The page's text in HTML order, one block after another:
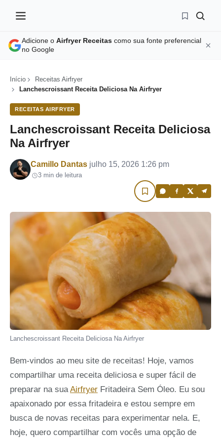
Adicione o Airfryer Receitas como sua fonte preferencial
no Google
Início
Receitas Airfryer
Lanchescroissant Receita Deliciosa Na Airfryer
RECEITAS AIRFRYER
Lanchescroissant Receita Deliciosa
Na Airfryer
Por
Camillo Dantas julho 15, 2026 1:26 pm
3 min de leitura
Lanchescroissant Receita Deliciosa Na Airfryer
Bem-vindos ao meu site de receitas! Hoje, vamos
compartilhar uma receita deliciosa e super fácil de
preparar na suaAirfryer Fritadeira Sem Óleo. Eu sou
apaixonado por essa fritadeira e estou sempre em
busca de novas receitas para experimentar nela. E,
hoje, quero compartilhar com vocês uma opção de